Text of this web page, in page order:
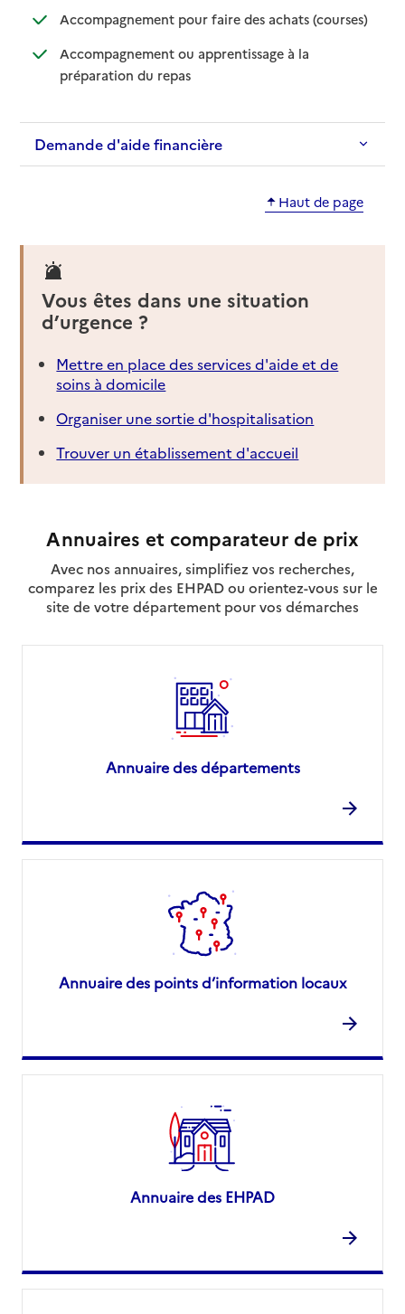
Accompagnement pour faire des achats (courses)
:
: non
Accompagnement ou apprentissage à la
préparation du repas: disponible
: non disponible
Demande d'aide financière
Haut de page
Vous êtes dans une situation
d’urgence ?
Mettre en place des services d'aide et de
soins à domicile
Organiser une sortie d'hospitalisation
Trouver un établissement d'accueil
Annuaires et comparateur de prix
Avec nos annuaires, simplifiez vos recherches,
comparez les prix des EHPAD ou orientez-vous sur le
site de votre département pour vos démarches
Annuaire des départements
Annuaire des points d’information locaux
Annuaire des EHPAD